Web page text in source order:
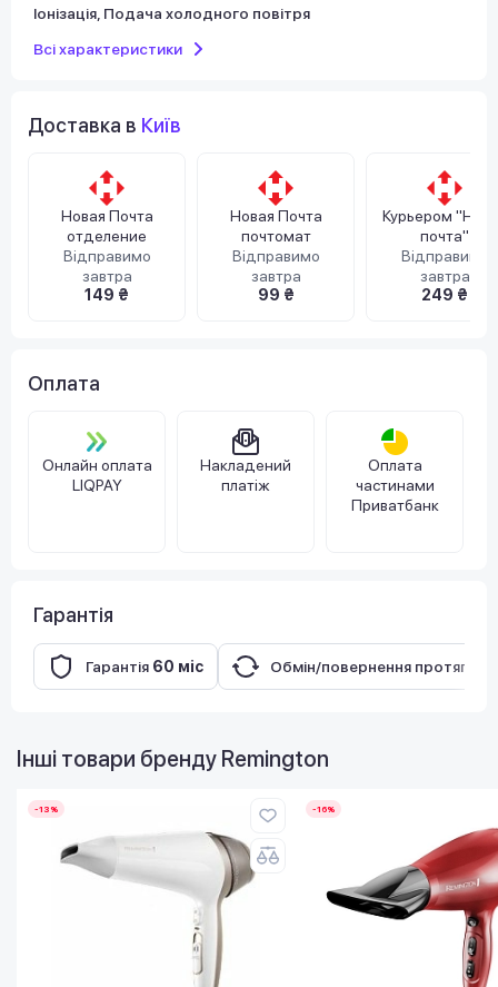
Іонізація, Подача холодного повітря
Всі характеристики
Доставка в Київ
Новая Почта
отделение
Відправимо
завтра
149 ₴
Новая Почта
почтомат
Відправимо
завтра
99 ₴
Курьером
почта"
Відправимо
завтра
249 ₴
Оплата
Онлайн оплата
LIQPAY
Накладений
платіж
Оплата
частинами
Приватбанк
Гарантія
Гарантія 60 міс Обмін/повернення протягом
Інші товари бренду Remington
-13% -16%